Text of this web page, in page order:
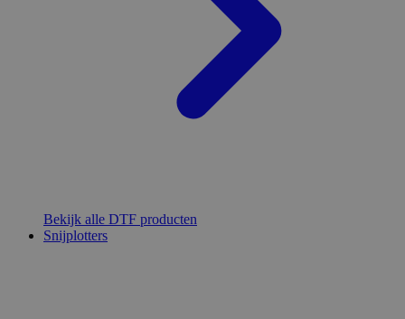
Bekijk alle DTF producten
Snijplotters